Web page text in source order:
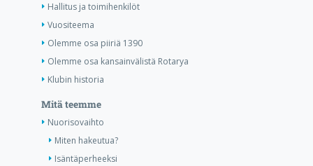
Hallitus ja toimihenkilöt
Vuositeema
Olemme osa piiriä 1390
Olemme osa kansainvälistä Rotarya
Klubin historia
Mitä teemme
Nuorisovaihto
Miten hakeutua?
Isäntäperheeksi